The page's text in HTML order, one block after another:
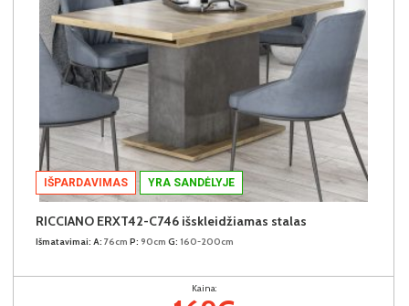
IŠPARDAVIMAS YRA SANDĖLYJE
RICCIANO ERXT42-C746 išskleidžiamas stalas
Išmatavimai: A: 76cm P: 90cm G: 160-200cm
Kaina: